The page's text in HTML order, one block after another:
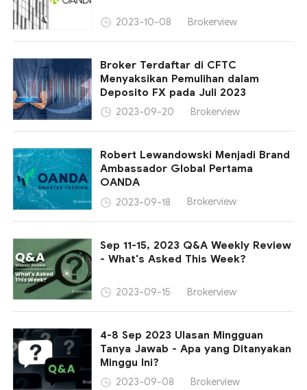
2023-10-08 Brokerview
Broker Terdaftar di CFTC
Menyaksikan Pemulihan dalam
Deposito FX pada Juli 2023
2023-09-20 Brokerview
Robert Lewandowski Menjadi Brand
Ambassador Global Pertama
OANDA
2023-09-18 Brokerview
Sep 11-15, 2023 Q&A Weekly Review
- What's Asked This Week?
2023-09-15 Brokerview
4-8 Sep 2023 Ulasan Mingguan
Tanya Jawab - Apa yang Ditanyakan
Minggu Ini?
2023-09-08 Brokerview